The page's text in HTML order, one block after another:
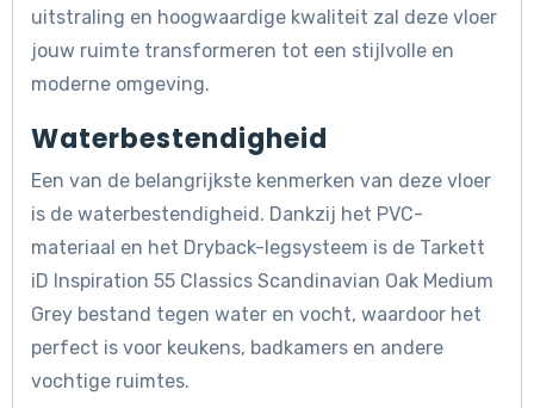
uitstraling en hoogwaardige kwaliteit zal deze vloer
jouw ruimte transformeren tot een stijlvolle en
moderne omgeving.
Waterbestendigheid
Een van de belangrijkste kenmerken van deze vloer
is de waterbestendigheid. Dankzij het PVC-
materiaal en het Dryback-legsysteem is de Tarkett
iD Inspiration 55 Classics Scandinavian Oak Medium
Grey bestand tegen water en vocht, waardoor het
perfect is voor keukens, badkamers en andere
vochtige ruimtes.